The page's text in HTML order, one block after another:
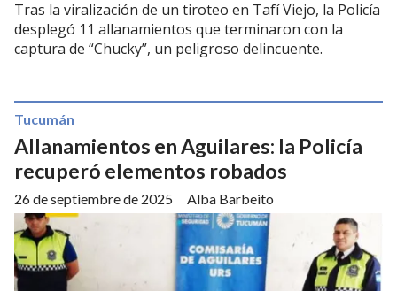
Tras la viralización de un tiroteo en Tafí Viejo, la Policía
desplegó 11 allanamientos que terminaron con la
captura de “Chucky”, un peligroso delincuente.
Allanamientos en Aguilares: la Policía
recuperó elementos robados
Alba Barbeito
Tucumán
26 de septiembre de 2025